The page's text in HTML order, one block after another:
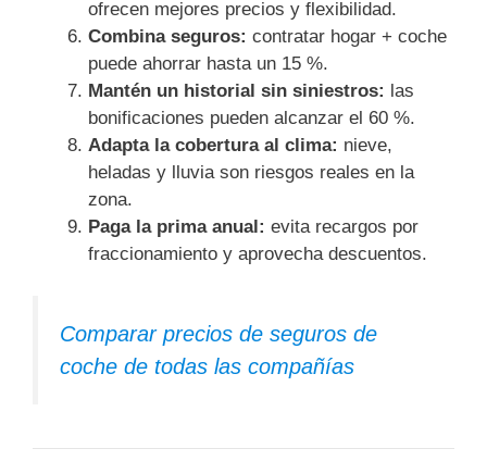
ofrecen mejores precios y flexibilidad.
Combina seguros: contratar hogar + coche
puede ahorrar hasta un 15 %.
Mantén un historial sin siniestros: las
bonificaciones pueden alcanzar el 60 %.
Adapta la cobertura al clima: nieve,
heladas y lluvia son riesgos reales en la
zona.
Paga la prima anual: evita recargos por
fraccionamiento y aprovecha descuentos.
Comparar precios de seguros de
coche de todas las compañías